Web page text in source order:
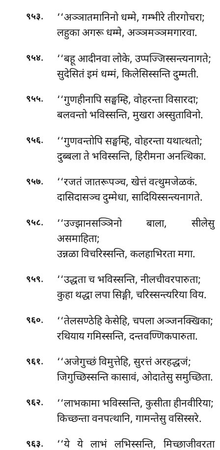
९५३.
‘‘अञ्ञातमानिनो धम्मे, गम्भीरे तीरगोचरा;
लहुका अगरू धम्मे, अञ्ञमञ्ञमगारवा.
९५४.
‘‘बहू आदीनवा लोके, उप्पज्जिस्सन्त्यनागते;
सुदेसितं इमं धम्मं, किलेसिस्सन्ति दुम्मती.
९५५. ‘‘गुणहीनापिसङ्घम्हि, वोहरन्ता विसारदा;
बलवन्तो भविस्सन्ति, मुखरा अस्सुताविनो.
९५६. ‘‘गुणवन्तोपिसङ्घम्हि, वोहरन्ता यथात्थतो;
दुब्बला ते भविस्सन्ति, हिरीमना अनत्थिका.
९५७.
‘‘रजतं जातरूपञ्च, खेत्तं वत्थुमजेळकं.
दासिदासञ्च दुम्मेधा, सादियिस्सन्त्यनागते.
९५८.
‘‘उज्झानसञ्ञिनो बाला, सीलेसु
असमाहिता;
उन्नळा विचरिस्सन्ति, कलहाभिरता मगा.
९५९.
‘‘उद्धता च भविस्सन्ति, नीलचीवरपारुता;
कुहा थद्धा लपा सिङ्गी, चरिस्सन्त्यरिया विय.
९६०.
‘‘तेलसण्ठेहि केसेहि, चपला अञ्जनक्खिका;
रथियाय गमिस्सन्ति, दन्तवण्णिकपारुता.
९६१.
‘‘अजेगुच्छं विमुत्तेहि, सुरत्तं अरहद्धजं;
जिगुच्छिस्सन्ति कासावं, ओदातेसु समुच्छिता.
९६२.
‘‘लाभकामा भविस्सन्ति, कुसीता हीनवीरिया;
किच्छन्ता वनपत्थानि, गामन्तेसु वसिस्सरे.
९६३.
‘‘ये ये लाभं लभिस्सन्ति, मिच्छाजीवरता